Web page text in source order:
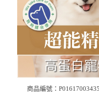
商品編號：